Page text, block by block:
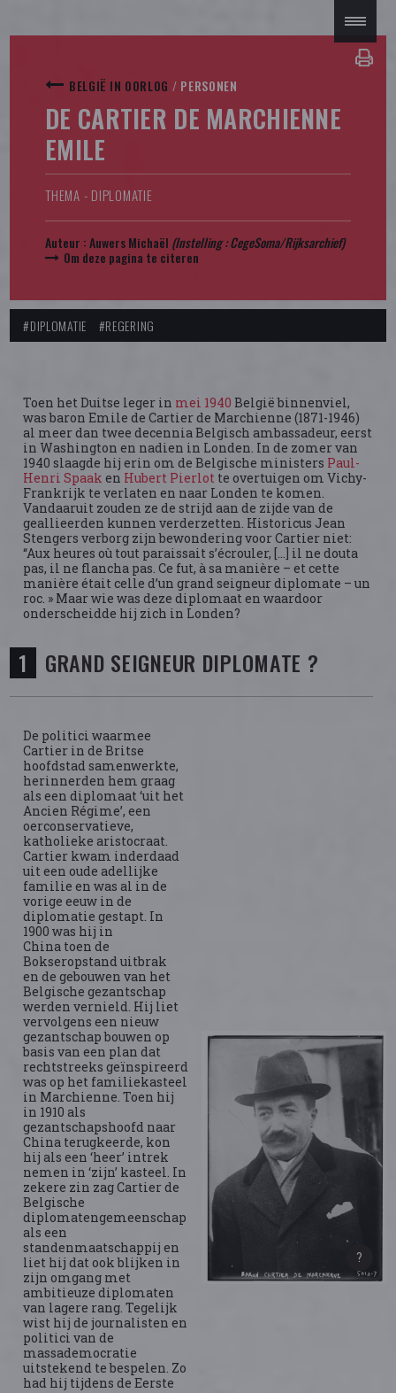
BELGIË IN OORLOG / PERSONEN
DE CARTIER DE MARCHIENNE
EMILE
THEMA - DIPLOMATIE
Auteur :Auwers Michaël (Instelling : CegeSoma/Rijksarchief)
Om deze pagina te citeren
#DIPLOMATIE #REGERING
Toen het Duitse leger in mei 1940 België binnenviel,
was baron Emile de Cartier de Marchienne (1871-1946)
al meer dan twee decennia Belgisch ambassadeur, eerst
in Washington en nadien in Londen. In de zomer van
1940 slaagde hij erin om de Belgische ministers Paul-
Henri Spaak en Hubert Pierlot te overtuigen om Vichy-
Frankrijk te verlaten en naar Londen te komen.
Vandaaruit zouden ze de strijd aan de zijde van de
geallieerden kunnen verderzetten. Historicus Jean
Stengers verborg zijn bewondering voor Cartier niet:
“Aux heures où tout paraissait s’écrouler, […] il ne douta
pas, il ne flancha pas. Ce fut, à sa manière – et cette
manière était celle d’un grand seigneur diplomate – un
roc. » Maar wie was deze diplomaat en waardoor
onderscheidde hij zich in Londen?
GRAND SEIGNEUR DIPLOMATE ?
De politici waarmee
Cartier in de Britse
hoofdstad samenwerkte,
herinnerden hem graag
als een diplomaat ‘uit het
Ancien Régime’, een
oerconservatieve,
katholieke aristocraat.
Cartier kwam inderdaad
uit een oude adellijke
familie en was al in de
vorige eeuw in de
diplomatie gestapt. In
1900 was hij in
China toen de
Bokseropstand uitbrak
en de gebouwen van het
Belgische gezantschap
werden vernield. Hij liet
vervolgens een nieuw
gezantschap bouwen op
basis van een plan dat
rechtstreeks geïnspireerd
was op het familiekasteel
in Marchienne. Toen hij
in 1910 als
gezantschapshoofd naar
China terugkeerde, kon
hij als een ‘heer’ intrek
nemen in ‘zijn’ kasteel. In
zekere zin zag Cartier de
Belgische
diplomatengemeenschap
als een
standenmaatschappij en
liet hij dat ook blijken in
zijn omgang met
ambitieuze diplomaten
van lagere rang. Tegelijk
wist hij de journalisten en
politici van de
massademocratie
uitstekend te bespelen. Zo
had hij tijdens de Eerste